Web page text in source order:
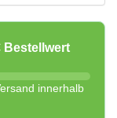
Bestellwert
innerhalb